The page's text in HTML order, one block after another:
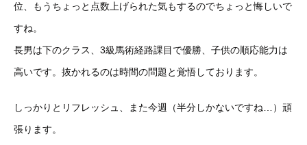
位、もうちょっと点数上げられた気もするのでちょっと悔しいで
すね。
長男は下のクラス、3級馬術経路課目で優勝、子供の順応能力は
高いです。抜かれるのは時間の問題と覚悟しております。
しっかりとリフレッシュ、また今週（半分しかないですね…）頑
張ります。